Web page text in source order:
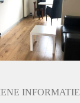
INFORMATIE